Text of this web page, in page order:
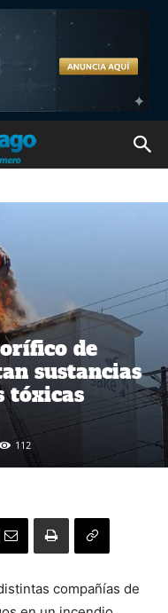
de
sustancias
tóxicas
112
compañías de